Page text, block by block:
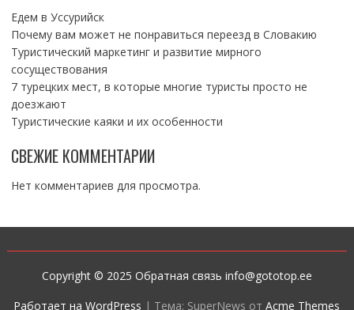
Едем в Уссурийск
Почему вам может не понравиться переезд в Словакию
Туристический маркетинг и развитие мирного
сосуществования
7 турецких мест, в которые многие туристы просто не
доезжают
Туристические каяки и их особенности
СВЕЖИЕ КОММЕНТАРИИ
Нет комментариев для просмотра.
Copyright © 2025 Обратная связь info@gototop.ee
Работает на WordPress | Тема: SuperNews отAcme Themes